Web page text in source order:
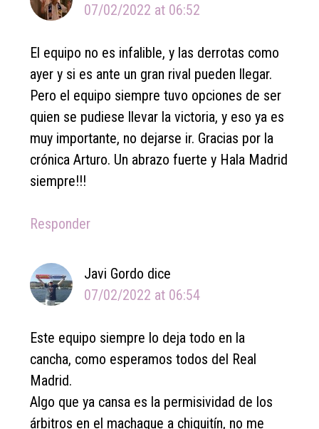
07/02/2022 at 06:52
El equipo no es infalible, y las derrotas como
ayer y si es ante un gran rival pueden llegar.
Pero el equipo siempre tuvo opciones de ser
quien se pudiese llevar la victoria, y eso ya es
muy importante, no dejarse ir. Gracias por la
crónica Arturo. Un abrazo fuerte y Hala Madrid
siempre!!!
Responder
Javi Gordo dice
07/02/2022 at 06:54
Este equipo siempre lo deja todo en la
cancha, como esperamos todos del Real
Madrid.
Algo que ya cansa es la permisividad de los
árbitros en el machaque a chiquitín, no me